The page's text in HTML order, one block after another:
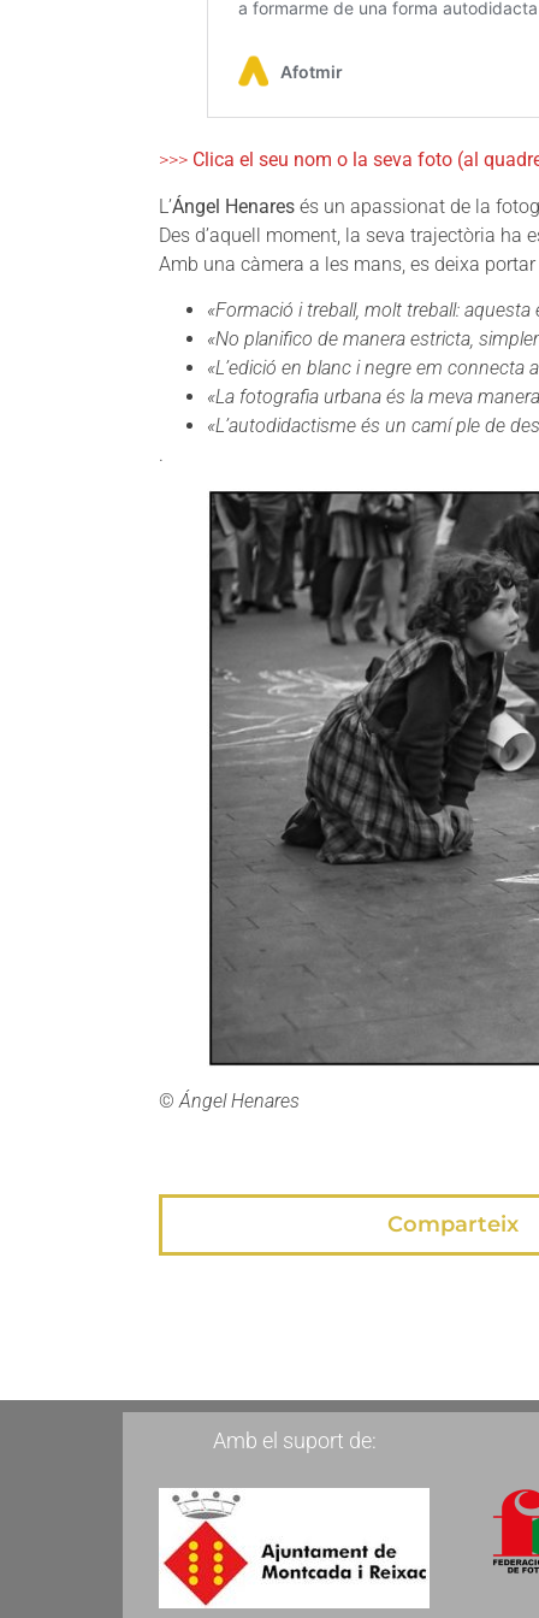
>>> Clica el seu nom o la seva foto (al
L’Ángel Henares és un apassionat de la
Des d’aquell moment, la seva trajectòria ha
Amb una càmera a les mans, es deixa
«Formació i treball, molt treball: aquesta
«No planifico de manera estricta,
«L’edició en blanc i negre em connecta
«La fotografia urbana és la meva
«L’autodidactisme és un camí ple de
.
©Ángel Henares
Comparteix
Amb el suport de: